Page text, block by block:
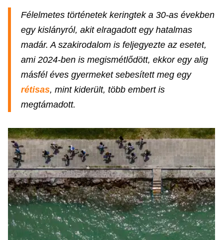
Félelmetes történetek keringtek a 30-as években
egy kislányról, akit elragadott egy hatalmas
madár. A szakirodalom is feljegyezte az esetet,
ami 2024-ben is megismétlődött, ekkor egy alig
másfél éves gyermeket sebesített meg egy
rétisas, mint kiderült, több embert is
megtámadott.